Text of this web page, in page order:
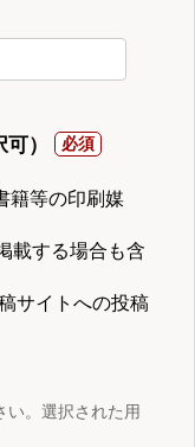
）
籍等の印刷媒
載する場合も含
サイトへの投稿
。選択された用